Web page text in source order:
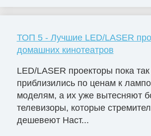
ТОП 5 - Лучшие LED/LASER
домашних кинотеатров
LED/LASER проекторы пока
приблизились по ценам к
моделям, а их уже вытесняют
телевизоры, которые
дешевеют Наст...